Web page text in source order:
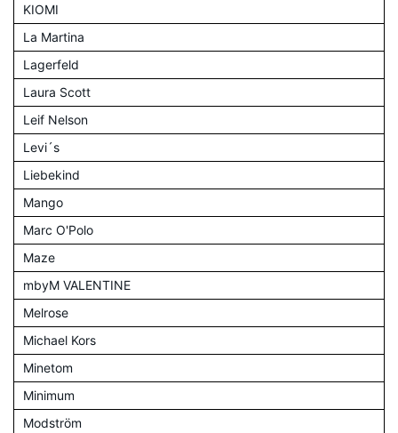
KIOMI
La Martina
Lagerfeld
Laura Scott
Leif Nelson
Levi´s
Liebekind
Mango
Marc O'Polo
Maze
mbyM VALENTINE
Melrose
Michael Kors
Minetom
Minimum
Modström